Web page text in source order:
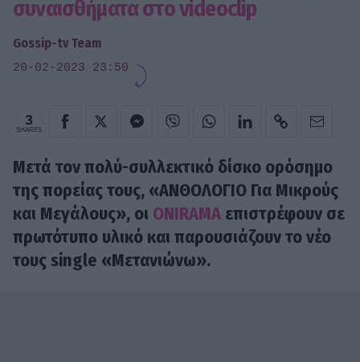
συναισθήματα στο videoclip
Gossip-tv Team
20-02-2023 23:50
3
SHARES
Μετά τον πολύ-συλλεκτικό δίσκο ορόσημο
της πορείας τους, «ΑΝΘΟΛΟΓΙΟ Για Μικρούς
και Μεγάλους», οι ONIRAMA επιστρέφουν σε
πρωτότυπο υλικό και παρουσιάζουν το νέο
τους single «Μετανιώνω».